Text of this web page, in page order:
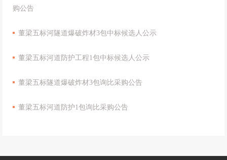
购公告
董梁五标河隧道爆破炸材3包中标候选人公示
董梁五标河道防护工程1包中标候选人公示
董梁五标隧道爆破炸材3包询比采购公告
董梁五标河道防护1包询比采购公告